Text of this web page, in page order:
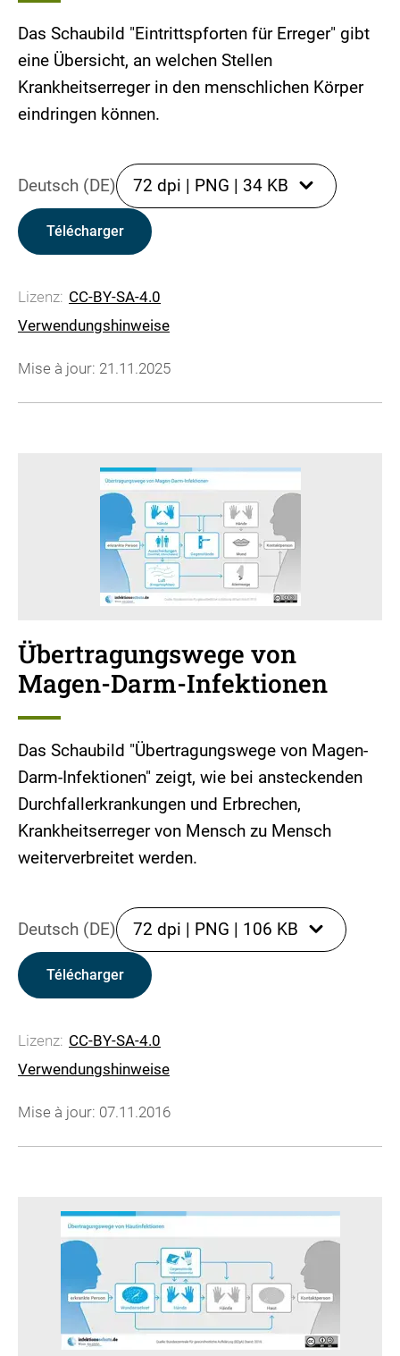
Das Schaubild "Eintrittspforten für Erreger" gibt
eine Übersicht, an welchen Stellen
Krankheitserreger in den menschlichen Körper
eindringen können.
Deutsch (DE) 72 dpi | PNG | 34 KB
Télécharger
Lizenz: CC-BY-SA-4.0
Verwendungshinweise
Mise à jour: 21.11.2025
Übertragungswege von
Magen-Darm-Infektionen
Das Schaubild "Übertragungswege von Magen-
Darm-Infektionen" zeigt, wie bei ansteckenden
Durchfallerkrankungen und Erbrechen,
Krankheitserreger von Mensch zu Mensch
weiterverbreitet werden.
Deutsch (DE) 72 dpi | PNG | 106 KB
Télécharger
Lizenz: CC-BY-SA-4.0
Verwendungshinweise
Mise à jour: 07.11.2016